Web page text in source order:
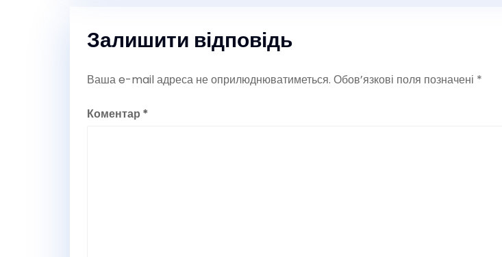
Залишити відповідь
Ваша e-mail адреса не оприлюднюватиметься. Обов’язкові поля позначені *
Коментар *